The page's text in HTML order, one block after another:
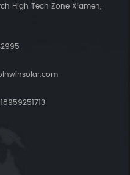
High Tech Zone Xiamen,